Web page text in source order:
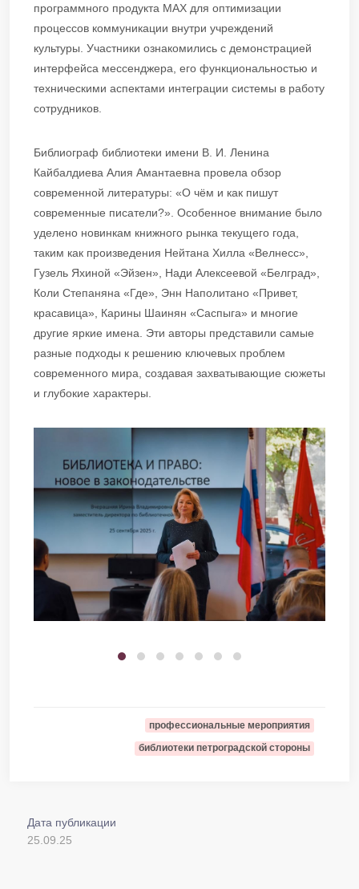
программного продукта MАХ для оптимизации
процессов коммуникации внутри учреждений
культуры. Участники ознакомились с демонстрацией
интерфейса мессенджера, его функциональностью и
техническими аспектами интеграции системы в работу
сотрудников.
Библиограф библиотеки имени В. И. Ленина
Кайбалдиева Алия Амантаевна провела обзор
современной литературы: «О чём и как пишут
современные писатели?». Особенное внимание было
уделено новинкам книжного рынка текущего года,
таким как произведения Нейтана Хилла «Велнесс»,
Гузель Яхиной «Эйзен», Нади Алексеевой «Белград»,
Коли Степаняна «Где», Энн Наполитано «Привет,
красавица», Карины Шаинян «Саспыга» и многие
другие яркие имена. Эти авторы представили самые
разные подходы к решению ключевых проблем
современного мира, создавая захватывающие сюжеты
и глубокие характеры.
профессиональные мероприятия
библиотеки петроградской стороны
Дата публикации
25.09.25